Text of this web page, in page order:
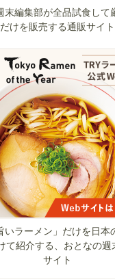
末編集部が全品試食して
だけを販売する通販サイト
いラーメン」だけを日本
て紹介する、おとなの週
サイト